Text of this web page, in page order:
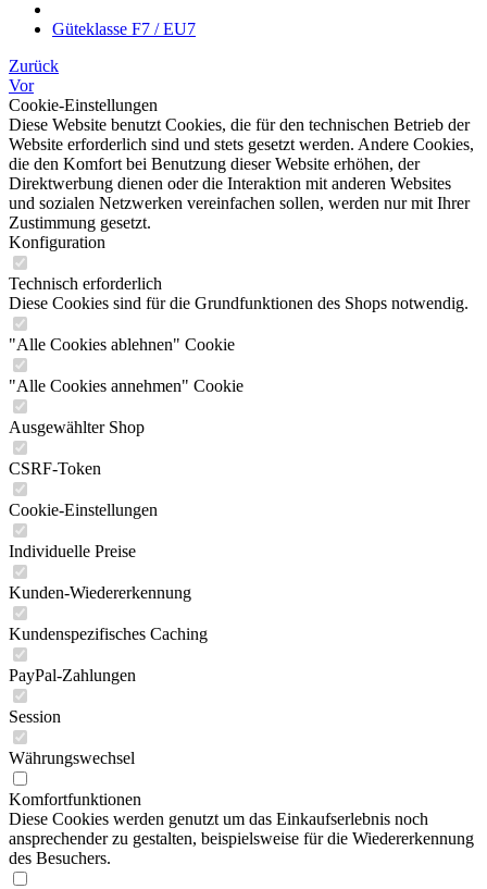
Güteklasse F7 / EU7
Zurück
Vor
Cookie-Einstellungen
Diese Website benutzt Cookies, die für den technischen Betrieb der
Website erforderlich sind und stets gesetzt werden. Andere Cookies,
die den Komfort bei Benutzung dieser Website erhöhen, der
Direktwerbung dienen oder die Interaktion mit anderen Websites
und sozialen Netzwerken vereinfachen sollen, werden nur mit Ihrer
Zustimmung gesetzt.
Konfiguration
Technisch erforderlich
Diese Cookies sind für die Grundfunktionen des Shops notwendig.
"Alle Cookies ablehnen" Cookie
"Alle Cookies annehmen" Cookie
Ausgewählter Shop
CSRF-Token
Cookie-Einstellungen
Individuelle Preise
Kunden-Wiedererkennung
Kundenspezifisches Caching
PayPal-Zahlungen
Session
Währungswechsel
Komfortfunktionen
Diese Cookies werden genutzt um das Einkaufserlebnis noch
ansprechender zu gestalten, beispielsweise für die Wiedererkennung
des Besuchers.